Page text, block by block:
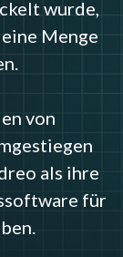
wurde,
Menge
von
als ihre
für